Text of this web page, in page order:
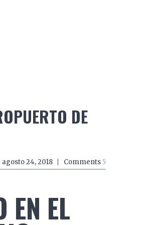
DE
agosto 24, 2018 Comments 5
EL